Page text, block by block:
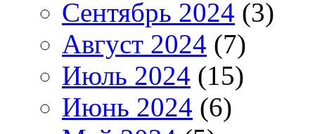
Сентябрь 2024 (3)
Август 2024 (7)
Июль 2024 (15)
Июнь 2024 (6)